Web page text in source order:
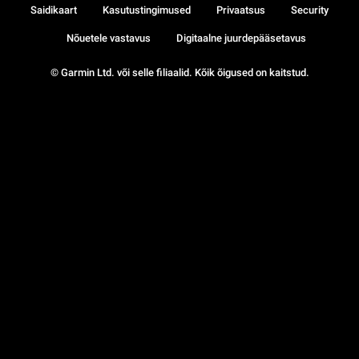
© Garmin Ltd. või selle filiaalid. Kõik õigused on kaitstud.
Saidikaart Kasutustingimused Privaatsus Security
Nõuetele vastavus Digitaalne juurdepääsetavus